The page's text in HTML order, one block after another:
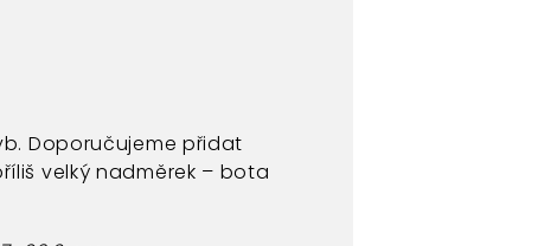
Doporučujeme přidat
velký nadměrek – bota